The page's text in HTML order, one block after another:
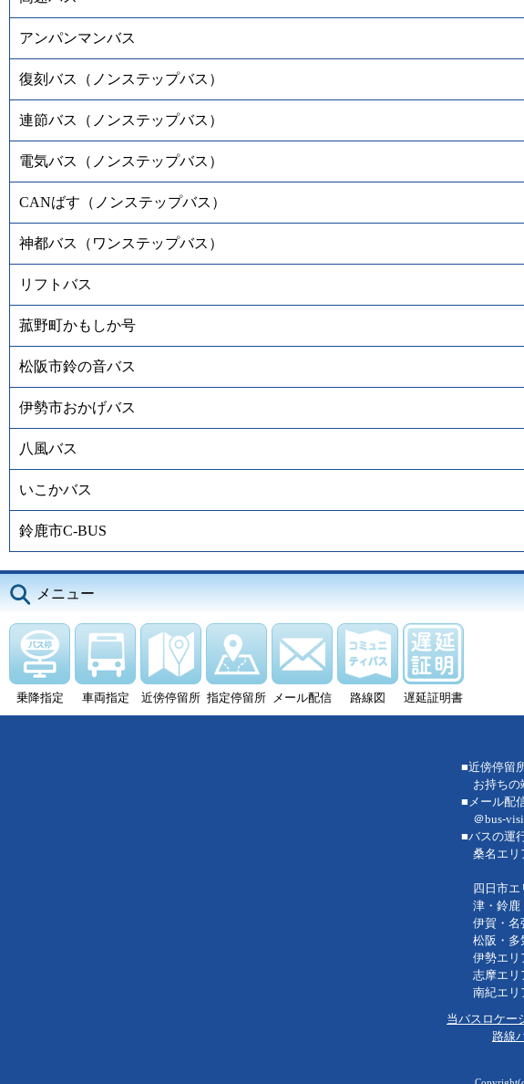
アンパンマンバス
復刻バス（ノンステップバス）
連節バス（ノンステップバス）
電気バス（ノンステップバス）
CANばす（ノンステップバス）
神都バス（ワンステップバス）
リフトバス
菰野町かもしか号
松阪市鈴の音バス
伊勢市おかげバス
八風バス
いこかバス
鈴鹿市C-BUS
メニュー
乗降指定 車両指定 近傍停留所 指定停留所 メール配信 路線図 遅延証明書
■近傍停留
お持ちの
■メール配
＠bus-
■バスの運
桑名エ
：八
四日市
津・鈴鹿
伊賀・
松阪・
伊勢エ
志摩エ
南紀エ
当バスロケー
路線